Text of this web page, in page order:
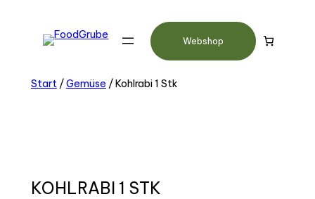
Webshop
Start/Gemüse / Kohlrabi 1 Stk
KOHLRABI 1 STK